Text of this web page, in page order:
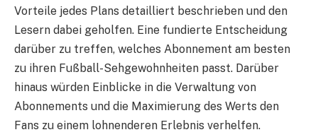
Vorteile jedes Plans detailliert beschrieben und den
Lesern dabei geholfen. Eine fundierte Entscheidung
darüber zu treffen, welches Abonnement am besten
zu ihren Fußball-Sehgewohnheiten passt. Darüber
hinaus würden Einblicke in die Verwaltung von
Abonnements und die Maximierung des Werts den
Fans zu einem lohnenderen Erlebnis verhelfen.